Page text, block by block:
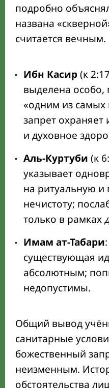
подробно
названа
считается вечным.
Ибн Касир(к
выделена особо,
«одним из
запрет охраняет
и духовное
Аль-Куртуби (к
указывает
на ритуальную и
нечистоту;
только в рамках
Имам ат-Табари
существующая
абсолютным;
недопустимы.
Общий вывод
санитарные
божественный
неизменным.
обстоятельства